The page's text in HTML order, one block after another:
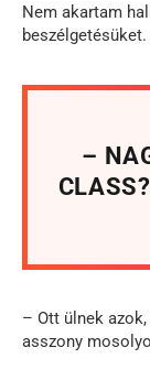
Nem akartam
beszélgetésüket.
–
– Ott ülnek
asszony